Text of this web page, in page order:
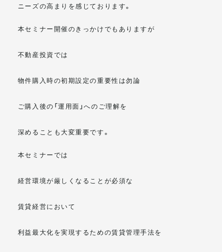
ニーズの高まりを感じております。
本セミナー開催のきっかけでもありますが
不動産投資では
物件購入時の初期設定の重要性は勿論
ご購入後の「運用面」へのご理解を
深めることも大変重要です。
本セミナーでは
経営環境が厳しくなることが必須な
賃貸経営において
利益最大化を実現するための賃貸管理手法を